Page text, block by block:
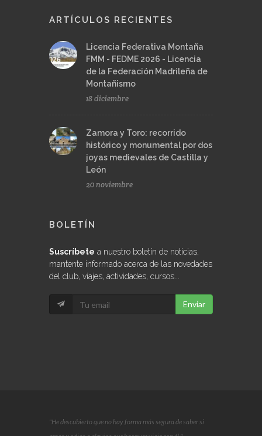
ARTÍCULOS RECIENTES
Licencia Federativa Montaña
FMM - FEDME 2026 - Licencia
de la Federación Madrileña de
Montañismo
18 diciembre
Zamora y Toro: recorrido
histórico y monumental por dos
joyas medievales de Castilla y
León
20 noviembre
BOLETÍN
Suscríbete a nuestro boletín de noticias,
mantente informado acerca de las novedades
del club, viajes, actividades, cursos...
Enviar
"He descubierto que no hay forma más segura de saber si